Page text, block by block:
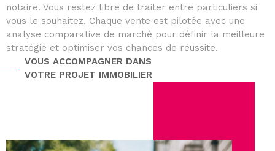
notaire. Vous restez libre de traiter entre particuliers si
vous le souhaitez. Chaque vente est pilotée avec une
analyse comparative de marché pour définir la meilleure
stratégie et optimiser vos chances de réussite.
VOUS ACCOMPAGNER DANS
VOTRE PROJET IMMOBILIER